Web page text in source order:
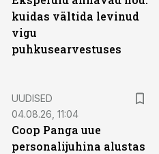
kuidas vältida levinud
vigu
puhkusearvestuses
UUDISED
04.08.26, 11:04
Coop Panga uue
personalijuhina alustas